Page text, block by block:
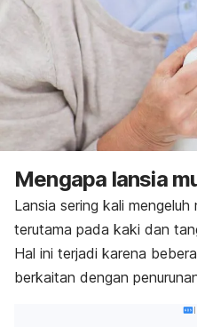
Mengapa lansia
Lansia sering kali
terutama pada kaki dan
Hal ini terjadi karena
berkaitan dengan